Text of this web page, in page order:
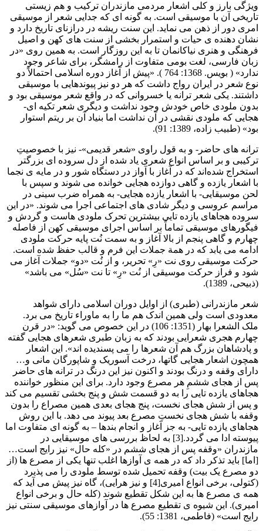
ویژگی بارز و کلی اشعار مردمی مازندران ترکیب و هم زیستی
تاریخی آن با موسیقی است. به گونه ای که جدایی شعر از موسیقی
امری دور از ذهن می نماید. این سنت ریشه در درازنای تاریخ دارد و
نشان دهنده ی حیات و استمرار بخشی از سنت های کهن و اصیل
فرهنگی و هنری نیاکانمان تا به این روزگار است. به همین روی «در
زبان فارسی، لغت بومی متفاوت از رامشگر، برای شاعر وجود
ندارد» ( بویس. 1368: 764 ). «پیش از آغاز دوره اسلامی احتمالاً دو
نوع شعر در ایران رواج داشت که هر دو نیز پیوندهایی با موسیقی
داشتند. یکی شعر ترانه یا خسروانی که در واقع شعر موسیقی بود و
بدون ملودی خاص خودش وجود نداشت و دیگری شعر تکیه ای-
هجایی که ملودی نقشی در آن نداشت اما بنیاد آن بر ریتم استوار
بود» (طبیب زاده، 1389: 91).
ترانه های حاضر- و به قول راوی «شعر قدیمی»- نیز با خصوصیتِ
ترکیبی و بر اساس انواع شعری یاد شده از دل سروده ای بزرگتر
استخراج شده‌اند که در آغاز با آواز در دستگاه شور و در مایه ی نجما
با اشعار یازده و گاهی دوازده هجایی خوانده می شوند و سپس با
لحن موسیقایی- با اشعار یازده هجایی- به همراه ضرب سینی در
مراسم عروسی و دیگر شادی های اجتماعی اجرا می شوند. «در این
سروده هجاهای یازده تایی بیشترین تحرک ملودی هاست و گردش و
فیگورهای موسیقی تماماً بر اساس اجرای موسیقی کهن از فاصله
چهارم و گاهی پنجم از بالا آغاز و به سمت نُت پایه حرکت ملودی
ادامه می یابد که در همة جملات این فرم و قالب حفظ شده است.
حرکت موسیقی روی نت «رِ» تحریر، و از نُت «دو» جملات آغاز می
شود و فراز حرکت موسیقی از نُت «رِ» تا نت «سُل» می باشد»
(ذبیحی، 1389).
شعر مازندرانی (طبری) از اوایل دوران اسلامی دارای شواهد
معدودی است ولی همین اندک هم ما را به ماوراء تاریخ می برد.
ملک الشعرا بهار (1351: 106) در این خصوص می گوید: «در قرن
چهارم هجری شعرایی بودند که به زبان طبری شعرهای هجایی گفته
و پادشاهان بزرگ هم آن شعرها را می پسندیده اند». این اشعار
همچون اشعار هجایی گاتها، درخت آسوریک و شاپورگان مانی و…
دارای وقفه و درنگ بودند و اکنون نیز این درنگ در ترانه های حاضر
پس از هجای ششمِ هر مصرع وجود دارد. برای این منظور خواننده
هجاهای یازده تایی را به دو قسمت شش و پنج بخشی تقسیم می کند
و پس از شش هجای نخست، پنج هجای بعدی همین مصراع را بدون
وقفه با شش هجای نخستِ مصرع بعد پیوند می دهد. با این روش
هجاهای یازده تایی- به جز آغاز و انجام بندها – به گونه ای متفاوت اما
پیوسته ادا می گردد.[3] به لحاظ بررسی های موسیقایی در
مازندران «وقفه پس از هجای ششم در «کله حال» نیز رایج است…
[اما] باید تذکر داد که در همه ی آوازها اغلب تنها یکی از مصرع ها (از
دو مصرع یک بیت) وقفه تحمیل شده توسط ملودی را می پذیرد
(کتولی، برخی انواع امیری[4] و نیز هرایی)، گاه نیز پیش می آید که
همه ی مصرع ها به این شکل تقطیع شوند (کله حال و برخی انواع
امیری). این شیوه ی تقطیع مصرع ها در آوازهای موسیقی سنتی نیز
رایج است» (فاطمی، 1381: 55).